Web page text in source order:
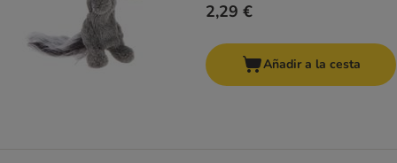
2,29 €
Añadir a la cesta